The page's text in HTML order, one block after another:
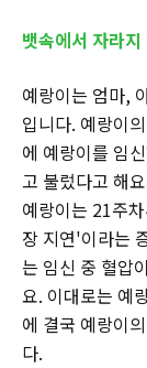
뱃속에서 자라
예랑이는 엄마,
입니다. 예랑이
에 예랑이를 임
고 불렀다고 해
예랑이는 21주
장 지연'이라는
는 임신 중 혈압
요. 이대로는 예
에 결국 예랑이
다.